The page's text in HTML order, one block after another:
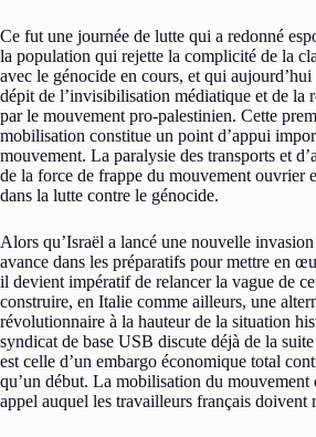
Ce fut une journée de lutte qui a redonné
la population qui rejette la complicité de la
avec le génocide en cours, et qui
dépit de l’invisibilisation médiatique et de la
par le mouvement pro-palestinien. Cette
mobilisation constitue un point d’appui
mouvement. La paralysie des transports et
de la force de frappe du mouvement ouvrier
dans la lutte contre le génocide.
Alors qu’Israël a lancé une nouvelle
avance dans les préparatifs pour mettre en
il devient impératif de relancer la vague de
construire, en Italie comme ailleurs, une
révolutionnaire à la hauteur de la situation
syndicat de base USB discute déjà de la
est celle d’un embargo économique total
qu’un début. La mobilisation du mouvement
appel auquel les travailleurs français doivent